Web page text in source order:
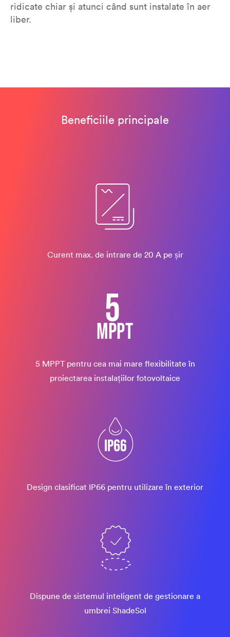
ridicate chiar și atunci când sunt instalate în aer
liber.
Beneficiile principale
Curent max. de intrare de 20 A pe șir
5 MPPT pentru cea mai mare flexibilitate în
proiectarea instalațiilor fotovoltaice
Design clasificat IP66 pentru utilizare în exterior
Dispune de sistemul inteligent de gestionare a
umbrei ShadeSol